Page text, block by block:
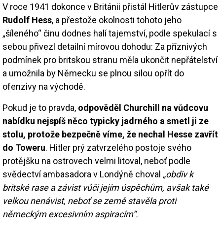
V roce 1941 dokonce v Británii přistál Hitlerův zástupce
Rudolf Hess, a přestože okolnosti tohoto jeho
„šíleného“ činu dodnes halí tajemství, podle spekulací s
sebou přivezl detailní mírovou dohodu: Za příznivých
podmínek pro britskou stranu měla ukončit nepřátelství
a umožnila by Německu se plnou silou opřít do
ofenzivy na východě.
Pokud je to pravda, odpověděl Churchill na vůdcovu
nabídku nejspíš něco typicky jadrného a smetl ji ze
stolu, protože bezpečně víme, že nechal Hesse zavřít
do Toweru. Hitler prý zatvrzelého postoje svého
protějšku na ostrovech velmi litoval, neboť podle
svědectví ambasadora v Londýně choval „obdiv k
britské rase a závist vůči jejím úspěchům, avšak také
velkou nenávist, neboť se země stavěla proti
německým excesivním aspiracím“.